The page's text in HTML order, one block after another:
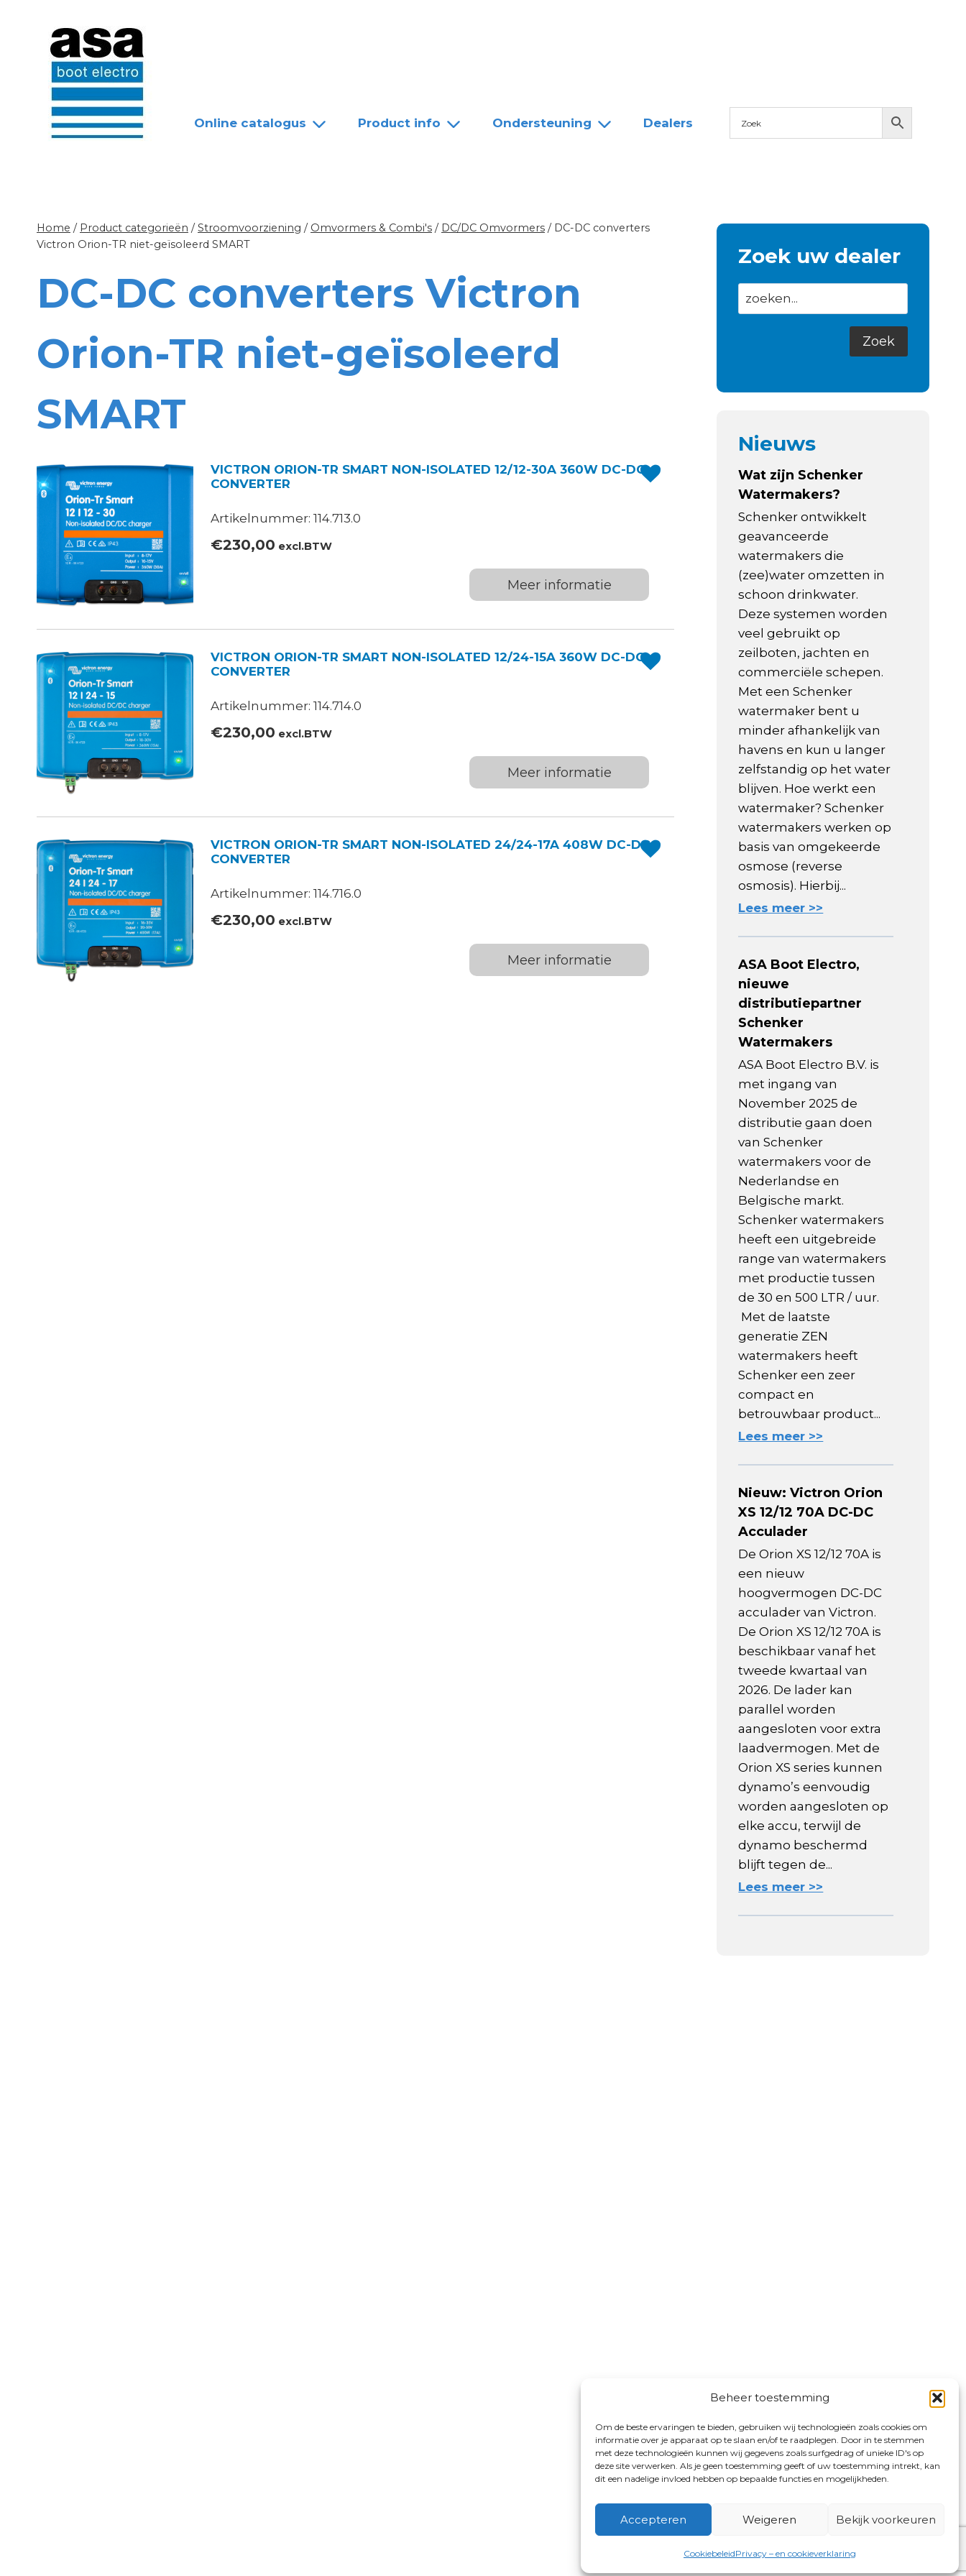
Beheer toestemming
Om de beste ervaringen te bieden, gebruiken wij technologieën zoals cookies om
informatie over je apparaat op te slaan en/of te raadplegen. Door in te stemmen
met deze technologieën kunnen wij gegevens zoals surfgedrag of unieke ID's op
deze site verwerken. Als je geen toestemming geeft of uw toestemming intrekt, kan
dit een nadelige invloed hebben op bepaalde functies en mogelijkheden.
Accepteren Weigeren Bekijk voorkeuren
CookiebeleidPrivacy – en cookieverklaring
Online catalogus Product info Ondersteuning Dealers
Home / Product categorieën / Stroomvoorziening / Omvormers & Combi's / DC/DC Omvormers / DC-DC converters
Victron Orion-TR niet-geïsoleerd SMART
DC-DC converters Victron
Orion-TR niet-geïsoleerd
SMART
VICTRON ORION-TR SMART NON-ISOLATED 12/12-30A 360W DC-DC
CONVERTER
Artikelnummer: 114.713.0
€230,00 excl.BTW
Meer informatie
VICTRON ORION-TR SMART NON-ISOLATED 12/24-15A 360W DC-DC
CONVERTER
Artikelnummer: 114.714.0
€230,00 excl.BTW
Meer informatie
VICTRON ORION-TR SMART NON-ISOLATED 24/24-17A 408W DC-DC
CONVERTER
Artikelnummer: 114.716.0
€230,00 excl.BTW
Meer informatie
Zoek uw dealer
Nieuws
Wat zijn Schenker
Watermakers?
Schenker ontwikkelt
geavanceerde
watermakers die
(zee)water omzetten in
schoon drinkwater.
Deze systemen worden
veel gebruikt op
zeilboten, jachten en
commerciële schepen.
Met een Schenker
watermaker bent u
minder afhankelijk van
havens en kun u langer
zelfstandig op het water
blijven. Hoe werkt een
watermaker? Schenker
watermakers werken op
basis van omgekeerde
osmose (reverse
osmosis). Hierbij...
Lees meer >>
ASA Boot Electro,
nieuwe
distributiepartner
Schenker
Watermakers
ASA Boot Electro B.V. is
met ingang van
November 2025 de
distributie gaan doen
van Schenker
watermakers voor de
Nederlandse en
Belgische markt.
Schenker watermakers
heeft een uitgebreide
range van watermakers
met productie tussen
de 30 en 500 LTR / uur.
Met de laatste
generatie ZEN
watermakers heeft
Schenker een zeer
compact en
betrouwbaar product...
Lees meer >>
Nieuw: Victron Orion
XS 12/12 70A DC-DC
Acculader
De Orion XS 12/12 70A is
een nieuw
hoogvermogen DC-DC
acculader van Victron.
De Orion XS 12/12 70A is
beschikbaar vanaf het
tweede kwartaal van
2026. De lader kan
parallel worden
aangesloten voor extra
laadvermogen. Met de
Orion XS series kunnen
dynamo’s eenvoudig
worden aangesloten op
elke accu, terwijl de
dynamo beschermd
blijft tegen de...
Lees meer >>